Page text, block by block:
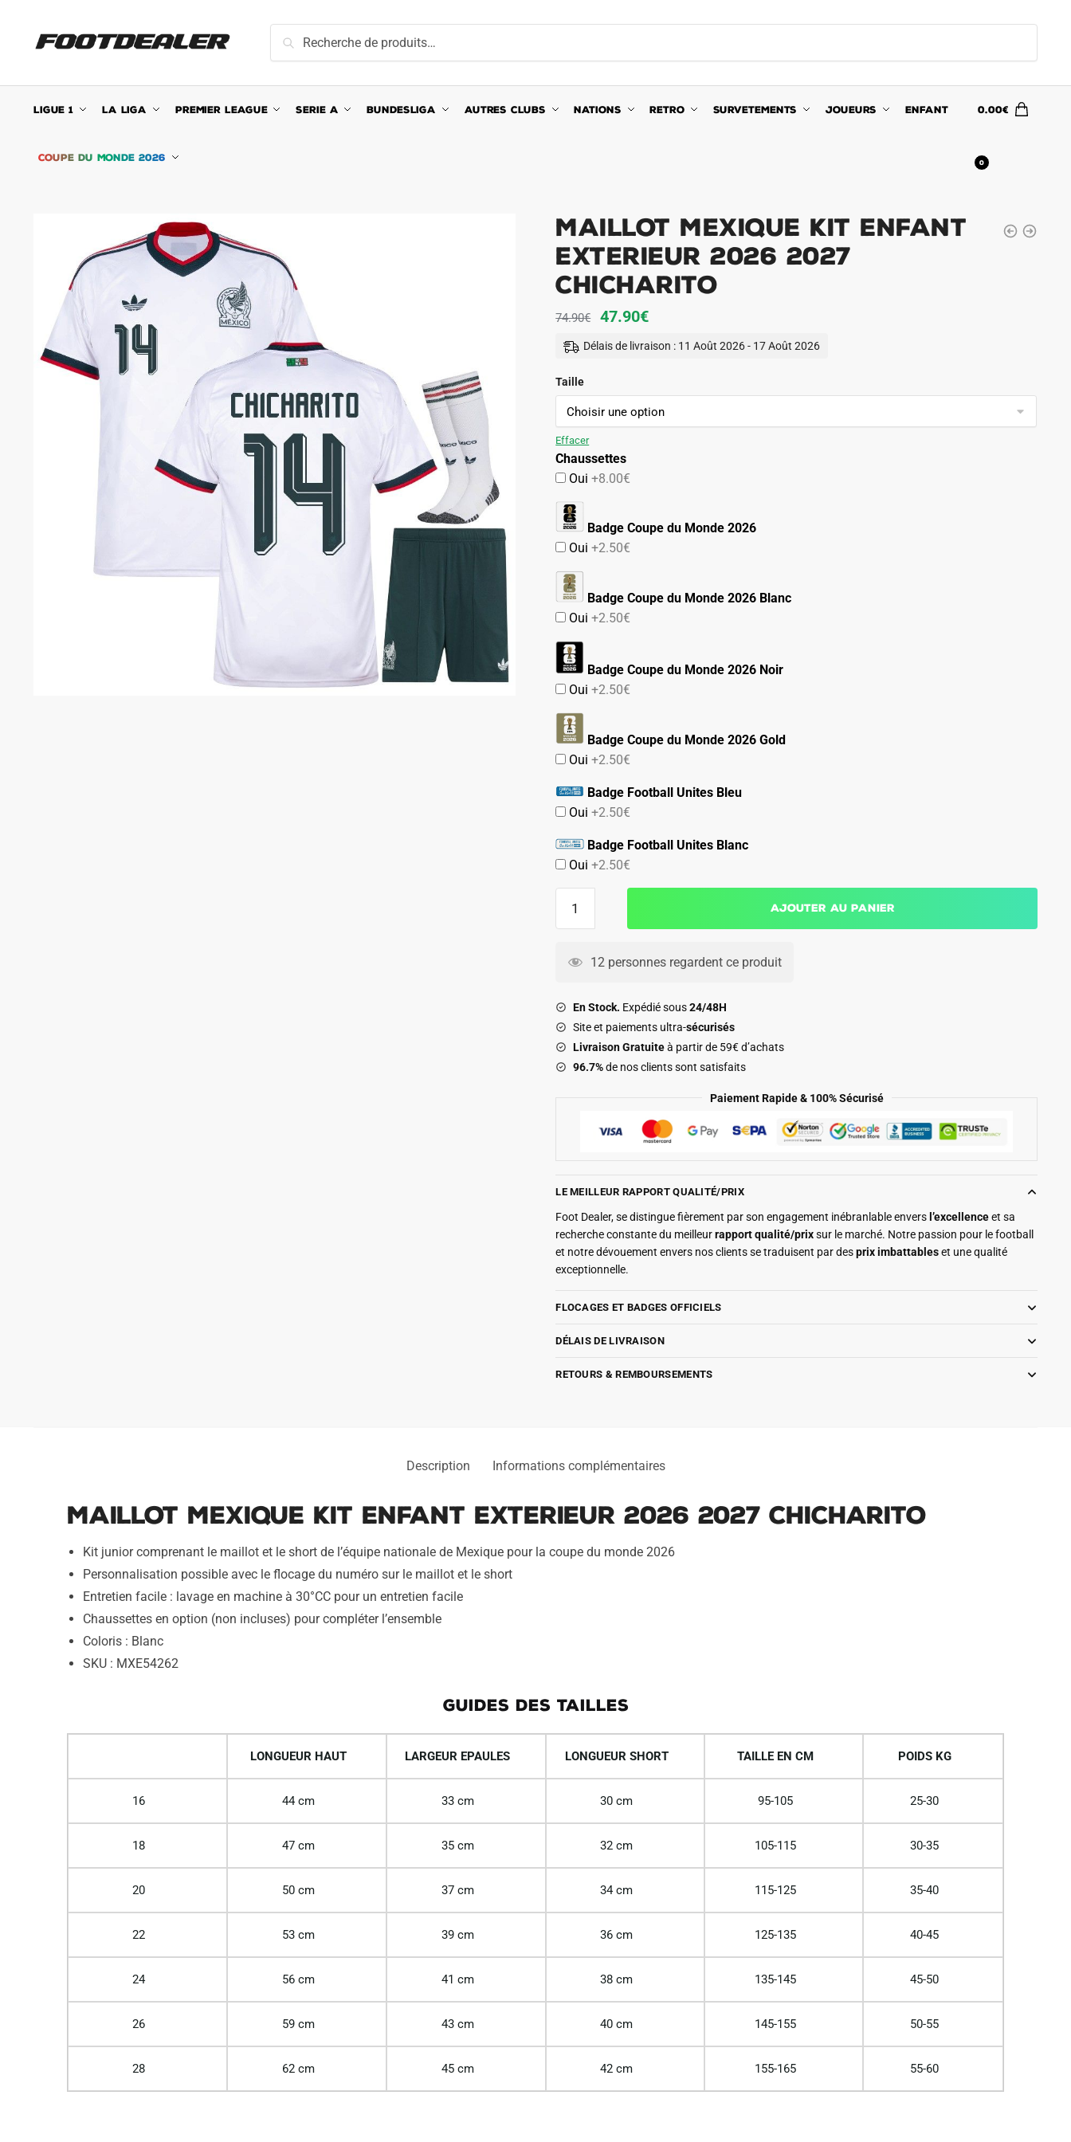
navigation
content
pour :
Recherche
LIGUE 1 LA LIGA PREMIER LEAGUE SERIE A BUNDESLIGA AUTRES CLUBS NATIONS RETRO SURVETEMENTS JOUEURS ENFANT
COUPE DU MONDE 2026
0.00€
0
Maillot Mexique Kit Enfant
Exterieur 2026 2027
Chicharito
74.90€
Le
prix
74.90€.
47.90€Le
prix
47.90€.
Délais de livraison : 11 Août 2026 - 17 Août 2026
Taille
Effacer
Chaussettes
Oui+8.00€
Badge Coupe du Monde 2026
Oui+2.50€
Badge Coupe du Monde 2026 Blanc
Oui+2.50€
Badge Coupe du Monde 2026 Noir
Oui+2.50€
Badge Coupe du Monde 2026 Gold
Oui+2.50€
Badge Football Unites Bleu
Oui+2.50€
Badge Football Unites Blanc
Oui+2.50€
Mexique
Exterieur
2026
2027
Chicharito
Ajouter au panier
12 personnes regardent ce produit
En Stock. Expédié sous24/48H
Site et paiements ultra-sécurisés
Livraison Gratuiteà partir de 59€ d’achats
96.7%de nos clients sont satisfaits
Paiement Rapide & 100% Sécurisé
LE MEILLEUR RAPPORT QUALITÉ/PRIX
Foot Dealer, se distingue fièrement par son engagement inébranlable envers l’excellenceet sa
recherche constante du meilleurrapport qualité/prixsur le marché. Notre passion pour le football
et notre dévouement envers nos clients se traduisent par desprix imbattableset une qualité
exceptionnelle.
FLOCAGES ET BADGES OFFICIELS
DÉLAIS DE LIVRAISON
RETOURS & REMBOURSEMENTS
Description Informations complémentaires
Maillot Mexique Kit Enfant Exterieur 2026 2027 Chicharito
Kit junior comprenant le maillot et le short de l’équipe nationale de Mexique pour la coupe du monde 2026
Personnalisation possible avec le flocage du numéro sur le maillot et le short
Entretien facile : lavage en machine à 30°CC pour un entretien facile
Chaussettes en option (non incluses) pour compléter l’ensemble
Coloris : Blanc
SKU : MXE54262
GUIDES DES TAILLES
LONGUEUR HAUT LARGEUR EPAULES LONGUEUR SHORT TAILLE EN CM POIDS KG
16 44 cm 33 cm 30 cm 95-105 25-30
18 47 cm 35 cm 32 cm 105-115 30-35
20 50 cm 37 cm 34 cm 115-125 35-40
22 53 cm 39 cm 36 cm 125-135 40-45
24 56 cm 41 cm 38 cm 135-145 45-50
26 59 cm 43 cm 40 cm 145-155 50-55
28 62 cm 45 cm 42 cm 155-165 55-60